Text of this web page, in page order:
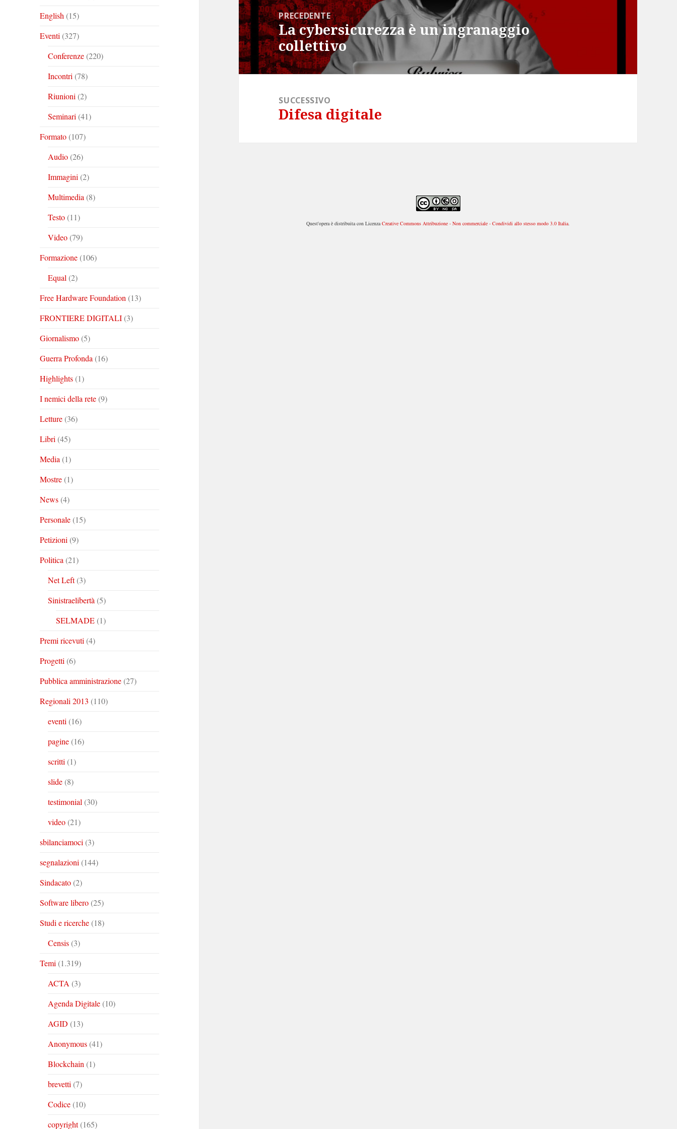
English (15)
Eventi (327)
Conferenze(220)
Incontri (78)
Riunioni (2)
Seminari (41)
Formato(107)
Audio(26)
Immagini (2)
Multimedia (8)
Testo(11)
Video(79)
Formazione(106)
Equal (2)
Free Hardware Foundation (13)
FRONTIERE DIGITALI(3)
Giornalismo(5)
Guerra Profonda (16)
Highlights(1)
I nemici della rete(9)
Letture(36)
Libri (45)
Media (1)
Mostre(1)
News(4)
Personale(15)
Petizioni (9)
Politica (21)
Net Left(3)
Sinistraelibertà (5)
SELMADE(1)
Premi ricevuti (4)
Progetti (6)
Pubblica amministrazione(27)
Regionali 2013 (110)
eventi (16)
pagine(16)
scritti (1)
slide(8)
testimonial (30)
video(21)
sbilanciamoci (3)
segnalazioni (144)
Sindacato(2)
Software libero(25)
Studi e ricerche(18)
Censis(3)
Temi (1.319)
ACTA (3)
Agenda Digitale(10)
AGID (13)
Anonymous(41)
Blockchain (1)
brevetti (7)
Codice(10)
copyright(165)
articoli
PRECEDENTE
Articolo
precedente:
La cybersicurezza è un ingranaggio
collettivo
SUCCESSIVO
Articolo
Difesa digitale
Quest'opera è distribuita con LicenzaCreative Commons Attribuzione - Non commerciale - Condividi allo stesso modo 3.0 Italia.